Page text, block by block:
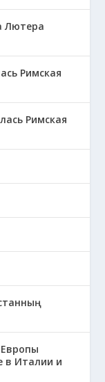
Лютера
Римская
Римская
в Италии и